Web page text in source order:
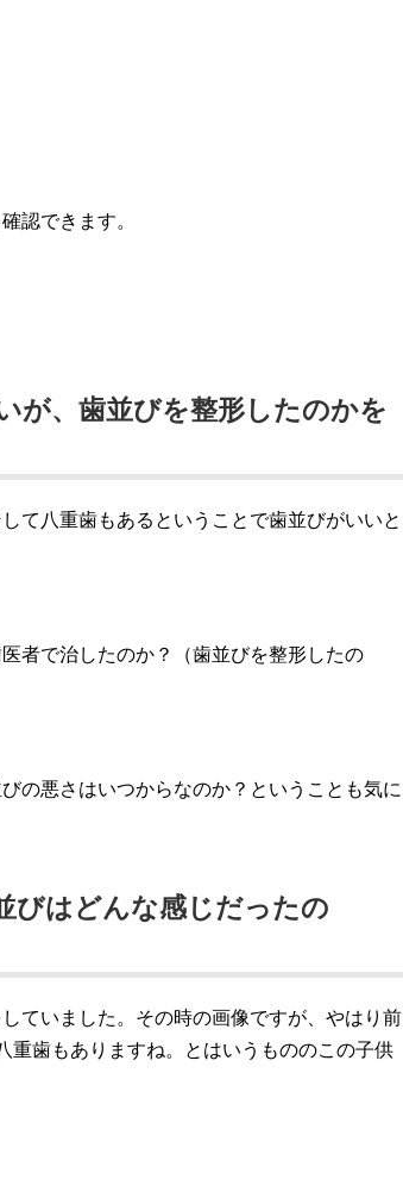
認できます。
が、歯並びを整形したのかを
て八重歯もあるということで歯並びがいいと
者で治したのか？（歯並びを整形したの
の悪さはいつからなのか？ということも気に
びはどんな感じだったの
ていました。その時の画像ですが、やはり前
重歯もありますね。とはいうもののこの子供